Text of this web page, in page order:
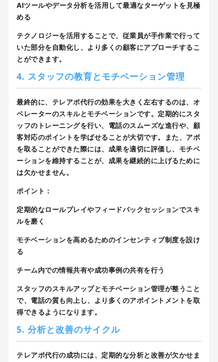
AIツールやデータ分析を活用して最適なターゲットを見極
める
テクノロジーを活用することで、従業員が手作業で行って
いた部分を自動化し、より多くの顧客にアプローチするこ
とができます。
4. スタッフの教育とモチベーション管理
最終的に、テレアポ代行の効果を大きく左右するのは、オ
ペレーターのスキルとモチベーションです。定期的にスタ
ッフのトレーニングを行い、電話のスムーズな進行や、顧
客対応のポイントを学ばせることが大切です。また、アポ
を取ることができた際には、成果を適切に評価し、モチベ
ーションを維持することが、成果を継続的に上げるために
は欠かせません。
ポイント：
定期的なロールプレイやフィードバックセッションでスキ
ルを磨く
モチベーションを高めるためのインセンティブ制度を設け
る
チーム内での情報共有や成功事例の共有を行う
スタッフのスキルアップとモチベーション管理が整うこと
で、電話の質も向上し、より多くのアポイントメントを取
得できるようになります。
5. 分析と改善のサイクル
テレアポ代行の成功には、定期的な分析と改善が欠かせま